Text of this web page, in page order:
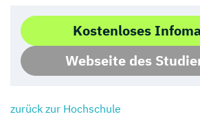
Kostenloses
Webseite des
zurück zur Hochschule